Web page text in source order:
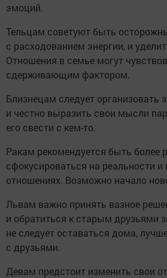
эмоций.
Тельцам советуют быть
с расходованием энергии, и
Отношения в семье могут
сдерживающим фактором.
Близнецам следует организовать
и честно выразить свои мысли
его свести с кем-то.
Ракам рекомендуется быть более
сфокусироваться на реальности
отношениях. Возможно начало
Львам важно принять вазное
и обратиться к старым друзьями
не следует оставаться дома,
с друзьями.
Девам предстоит изменить свои